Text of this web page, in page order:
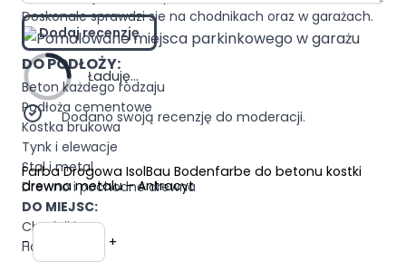
Doskonale sprawdzi sie na chodnikach oraz w garażach.
DO PODŁOŻY:
Beton każdego rodzaju
Podłoża cementowe
Kostka brukowa
Tynk i elewacje
Stal i metal
Drewno i pochodne drewna
DO MIEJSC:
Chodniki
Hale
Dodaj recenzję
Ładuję...
Dodano swoją recenzję do moderacji.
Farba Drogowa IsolBau Bodenfarbe do betonu kostki
drewna metalu – Antracyt
-
Ilość
+